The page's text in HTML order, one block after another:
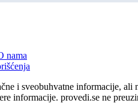
nama
i sveobuhvatne informacije,
informacije. provedi.se ne